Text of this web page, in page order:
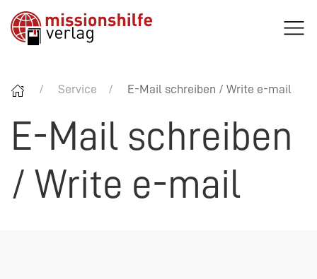
Service E-Mail schreiben / Write e-mail
E-Mail schreiben
/ Write e-mail